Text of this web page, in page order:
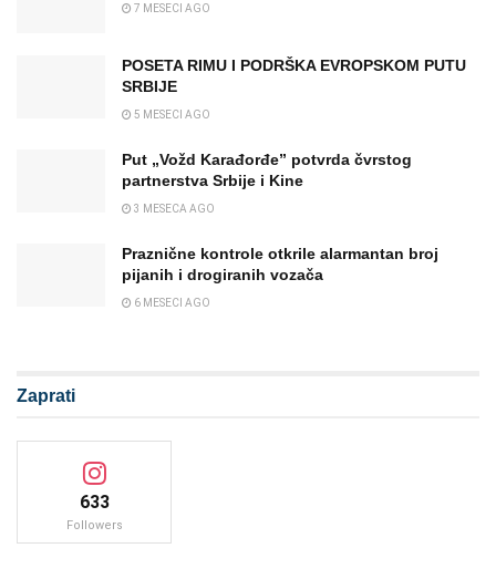
7 MESECI AGO
POSETA RIMU I PODRŠKA EVROPSKOM PUTU
SRBIJE
5 MESECI AGO
Put „Vožd Karađorđe” potvrda čvrstog
partnerstva Srbije i Kine
3 MESECA AGO
Praznične kontrole otkrile alarmantan broj
pijanih i drogiranih vozača
6 MESECI AGO
Zaprati
633
Followers